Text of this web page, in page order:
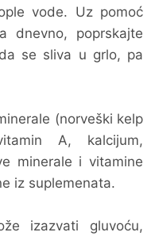
vode. Uz pomoć
dnevno, poprskajte
se sliva u grlo, pa
(norveški kelp
A, kalcijum,
minerale i vitamine
iz suplemenata.
izazvati gluvoću,